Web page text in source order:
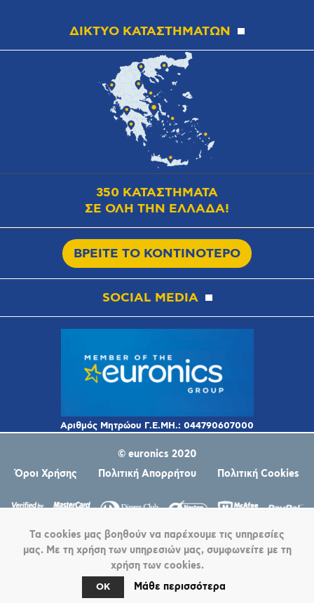
ΔΙΚΤΥΟ ΚΑΤΑΣΤΗΜΑΤΩΝ
350 ΚΑΤΑΣΤΗΜΑΤΑ
ΣΕ ΟΛΗ ΤΗΝ ΕΛΛΑΔΑ!
ΒΡΕΙΤΕ ΤΟ ΚΟΝΤΙΝΟΤΕΡΟ
SOCIAL MEDIA
© euronics 2020
Όροι Χρήσης
Πολιτική Απορρήτου Πολιτική Cookies
Powered bynopCommerce
Τα cookies μας βοηθούν να παρέχουμε τις υπηρεσίες
μας. Με τη χρήση των υπηρεσιών μας, συμφωνείτε με τη
χρήση των cookies.
OK Μάθε περισσότερα